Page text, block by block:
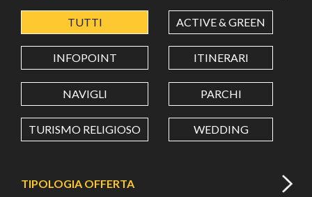
LATITUDINE
LONGITUDINE
Value in decimal degrees. Use dot (.) as decimal separator.
TUTTI ACTIVE & GREEN
INFOPOINT ITINERARI
NAVIGLI PARCHI
TURISMO RELIGIOSO WEDDING
TIPOLOGIA OFFERTA